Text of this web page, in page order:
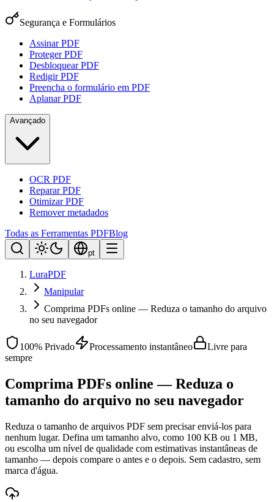
Segurança e Formulários
Assinar PDF
Proteger PDF
Desbloquear PDF
Redigir PDF
Preencha o formulário em PDF
Aplanar PDF
Avançado
OCR PDF
Reparar PDF
Otimizar PDF
Remover metadados
Todas as Ferramentas PDFBlog
pt
LuraPDF
Manipular
Comprima PDFs online — Reduza o tamanho do arquivo
no seu navegador
100% Privado Processamento instantâneo
Livre para
sempre
Comprima PDFs online — Reduza o
tamanho do arquivo no seu navegador
Reduza o tamanho de arquivos PDF sem precisar enviá-los para
nenhum lugar. Defina um tamanho alvo, como 100 KB ou 1 MB,
ou escolha um nível de qualidade com estimativas instantâneas de
tamanho — depois compare o antes e o depois. Sem cadastro, sem
marca d'água.